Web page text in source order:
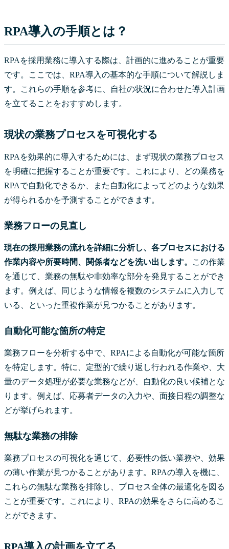
RPA導入の手順とは？
RPAを採用業務に導入する際は、計画的に進めることが重要
です。ここでは、RPA導入の基本的な手順について解説しま
す。これらの手順を参考に、自社の状況に合わせた導入計画
を立てることをおすすめします。
現状の業務プロセスを可視化する
RPAを効果的に導入するためには、まず現状の業務プロセス
を明確に把握することが重要です。これにより、どの業務を
RPAで自動化できるか、また自動化によってどのような効果
が得られるかを予測することができます。
業務フローの見直し
現在の採用業務の流れを詳細に分析し、各プロセスにおける
作業内容や所要時間、関係者などを洗い出します。
この作業
を通じて、業務の無駄や非効率な部分を発見することができ
ます。例えば、同じような情報を複数のシステムに入力して
いる、といった重複作業が見つかることがあります。
自動化可能な箇所の特定
業務フローを分析する中で、RPAによる自動化が可能な箇所
を特定します。特に、定型的で繰り返し行われる作業や、大
量のデータ処理が必要な業務などが、自動化の良い候補とな
ります。例えば、応募者データの入力や、面接日程の調整な
どが挙げられます。
無駄な業務の排除
業務プロセスの可視化を通じて、必要性の低い業務や、効果
の薄い作業が見つかることがあります。RPAの導入を機に、
これらの無駄な業務を排除し、プロセス全体の最適化を図る
ことが重要です。これにより、RPAの効果をさらに高めるこ
とができます。
RPA導入の計画を立てる